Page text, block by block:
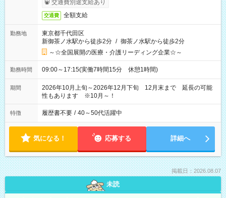
交通費別途支給あり
交通費 全額支給
勤務地
東京都千代田区
新御茶ノ水駅から徒歩2分 / 御茶ノ水駅から徒歩2分
～☆全国展開の医療・介護リーディング企業☆～
勤務時間 09:00～17:15(実働7時間15分 休憩1時間)
期間
2026年10月上旬～2026年12月下旬 12月末まで 延長の可能
性もあります ※10月～！
特徴 履歴書不要 / 40～50代活躍中
気になる！ 応募する 詳細へ
掲載日：2026.08.07
未読